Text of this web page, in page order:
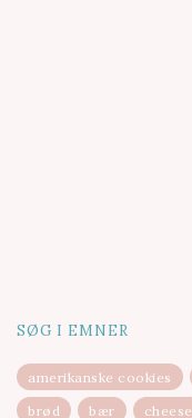
SØG I EMNER
amerikanske cookies
brød
bær cheese